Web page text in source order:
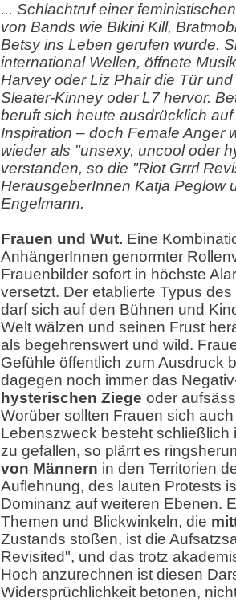
... Schlachtruf einer
von Bands wie Bikini Kill,
Betsy ins Leben gerufen wurde.
international Wellen, öffnete
Harvey oder Liz Phair die Tür
Sleater-Kinney oder L7 hervor.
beruft sich heute ausdrücklich auf
Inspiration – doch Female Anger
wieder als "unsexy, uncool oder
verstanden, so die "Riot Grrrl
HerausgeberInnen Katja Peglow
Engelmann.
Frauen und Wut. Eine
AnhängerInnen genormter
Frauenbilder sofort in höchste
versetzt. Der etablierte Typus
darf sich auf den Bühnen und
Welt wälzen und seinen Frust
als begehrenswert und wild.
Gefühle öffentlich zum Ausdruck
dagegen noch immer das
hysterischen Ziege oder
Worüber sollten Frauen sich
Lebenszweck besteht schließlich
zu gefallen, so plärrt es
von Männern in den Territorien
Auflehnung, des lauten Protests
Dominanz auf weiteren Ebenen.
Themen und Blickwinkeln, die
Zustands stoßen, ist die
Revisited", und das trotz
Hoch anzurechnen ist diesen
Widersprüchlichkeit betonen,